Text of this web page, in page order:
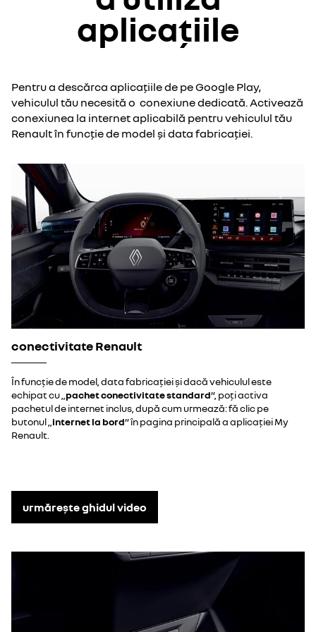
Accesează acest link pentru aafla mai
multe despre sincronizarea My Renault
află mai multe despre crearea unui cont My
Renault
*Google, Google Play, Google Maps, Waze și alte mărci sunt mărci comerciale ale Google LLC.
aplicațiile
Pentru a descărca aplicațiile de pe Google Play,
vehiculul tău necesită o conexiune dedicată. Activează
conexiunea la internet aplicabilă pentru vehiculul tău
Renault în funcție de model și data fabricației.
conectivitate Renault
În funcție de model, data fabricației și dacă vehiculul este
echipat cu „ pachet conectivitate standard”, poți activa
pachetul de internet inclus, după cum urmează: fă clic pe
butonul „ internet la bord”în pagina principală a aplicației My
Renault.
urmărește ghidul video